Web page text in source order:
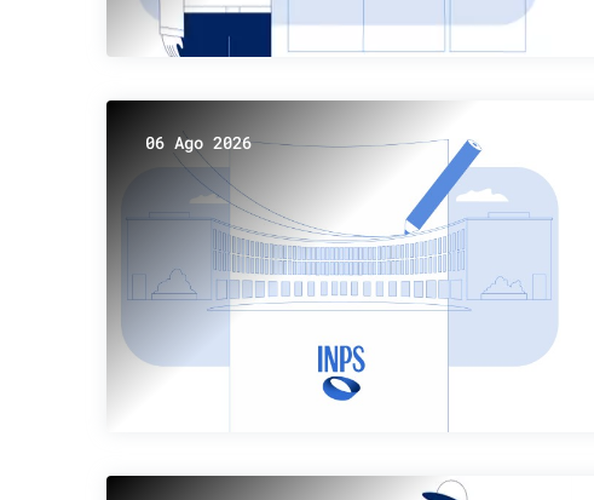
06 Ago 2026